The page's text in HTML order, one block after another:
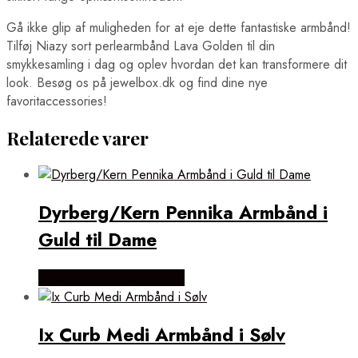
Gå ikke glip af muligheden for at eje dette fantastiske armbånd!
Tilføj Niazy sort perlearmbånd Lava Golden til din
smykkesamling i dag og oplev hvordan det kan transformere dit
look. Besøg os på jewelbox.dk og find dine nye
favoritaccessories!
Relaterede varer
Dyrberg/Kern Pennika Armbånd i
Guld til Dame
Ix Curb Medi Armbånd i Sølv